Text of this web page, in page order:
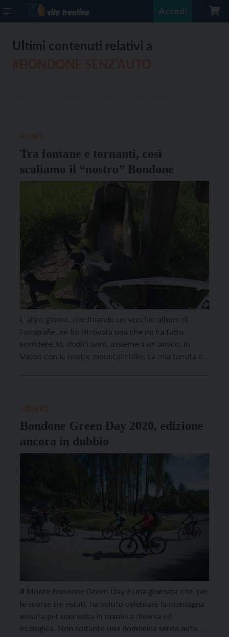
Accedi
Ultimi contenuti relativi a
Tra fontane e tornanti, così
scaliamo il “nostro” Bondone
L’ altro giorno, riordinando un vecchio album di
fotografie, ne ho ritrovata una che mi ha fatto
sorridere. Io, dodici anni, assieme a un amico, in
Vason con le nostre mountain bike. La mia tenuta è
Bondone Green Day 2020, edizione
ancora in dubbio
Il Monte Bondone Green Day è una giornata che, per
le scorse tre estati, ha voluto celebrare la montagna
vissuta per una volta in maniera diversa ed
ecologica. Non soltanto una domenica senza auto,